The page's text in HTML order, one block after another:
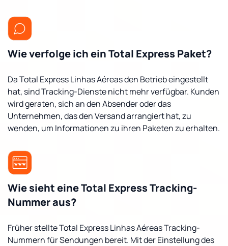
Wie verfolge ich ein Total Express Paket?
Da Total Express Linhas Aéreas den Betrieb eingestellt
hat, sind Tracking-Dienste nicht mehr verfügbar. Kunden
wird geraten, sich an den Absender oder das
Unternehmen, das den Versand arrangiert hat, zu
wenden, um Informationen zu ihren Paketen zu erhalten.
Wie sieht eine Total Express Tracking-
Nummer aus?
Früher stellte Total Express Linhas Aéreas Tracking-
Nummern für Sendungen bereit. Mit der Einstellung des